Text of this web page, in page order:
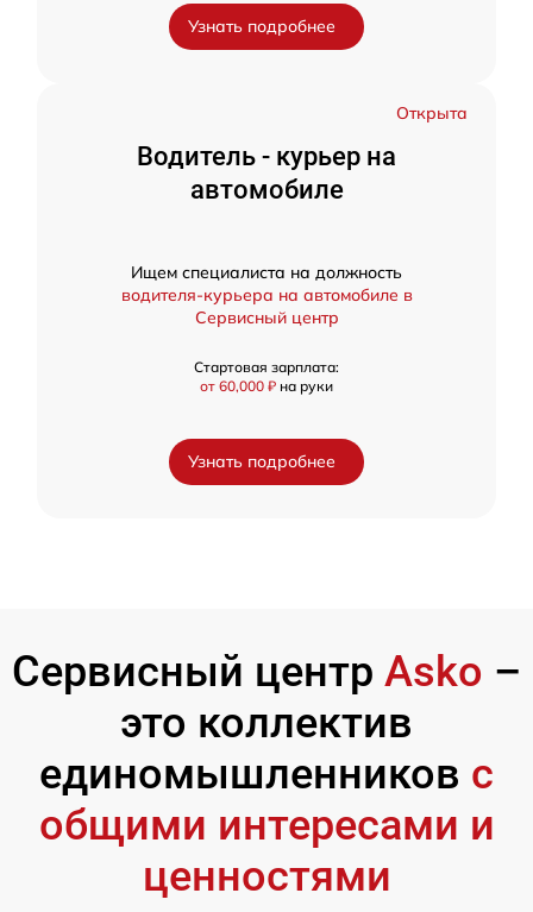
Узнать подробнее
Открыта
Водитель - курьер на
автомобиле
Ищем специалиста на должность
водителя-курьера на автомобиле в
Сервисный центр
Стартовая зарплата:
от 60,000 ₽ на руки
Узнать подробнее
Сервисный центр Asko –
это коллектив
единомышленников с
общими интересами и
ценностями